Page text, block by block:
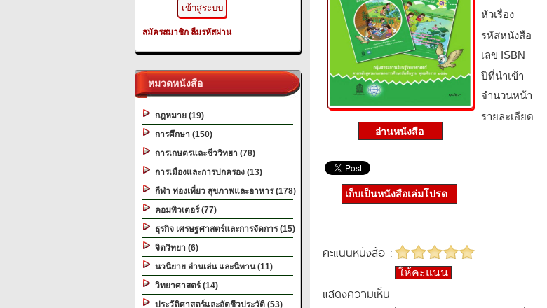
สมัครสมาชิก ลืมรหัสผ่าน
หมวดหนังสือ
กฎหมาย (19)
การศึกษา (150)
การเกษตรและชีววิทยา (78)
การเมืองและการปกครอง (13)
กีฬา ท่องเที่ยว สุขภาพและอาหาร (178)
คอมพิวเตอร์ (77)
ธุรกิจ เศรษฐศาสตร์และการจัดการ (15)
จิตวิทยา (6)
นวนิยาย อ่านเล่น และนิทาน (11)
วิทยาศาสตร์ (14)
ประวัติศาสตร์และอัตชีวประวัติ (53)
หัวเรื่อง
รหัสหนังสือ­
เลข ISBN
ปีที่นำเข้า
จำนวนหน้า
รายละเอียด
เก็บเป็นหนังสือเล่มโปรด
คะแนนหนังสือ :
ให้คะแนน
แสดงความเห็น